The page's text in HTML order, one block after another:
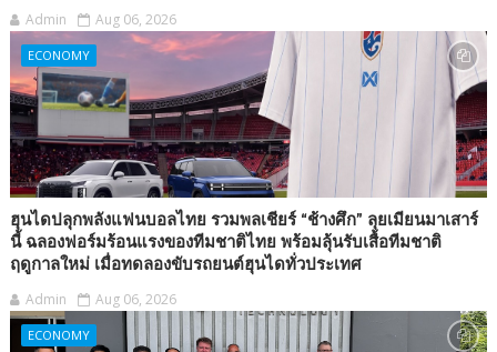
Admin Aug 06, 2026
ECONOMY
ฮุนไดปลุกพลังแฟนบอลไทย รวมพลเชียร์ “ช้างศึก” ลุยเมียนมาเสาร์
นี้ ฉลองฟอร์มร้อนแรงของทีมชาติไทย พร้อมลุ้นรับเสื้อทีมชาติ
ฤดูกาลใหม่ เมื่อทดลองขับรถยนต์ฮุนไดทั่วประเทศ
Admin Aug 06, 2026
ECONOMY